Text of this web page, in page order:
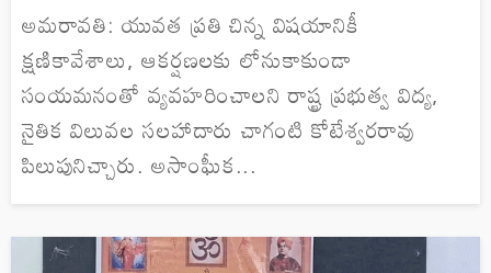
అమరావతి: యువత ప్రతి చిన్న విషయానికీ
క్షణికావేశాలు, ఆకర్షణలకు లోనుకాకుండా
సంయమనంతో వ్యవహరించాలని రాష్ట్ర ప్రభుత్వ విద్య,
నైతిక విలువల సలహాదారు చాగంటి కోటేశ్వరరావు
పిలుపునిచ్చారు. అసాంఘీక...